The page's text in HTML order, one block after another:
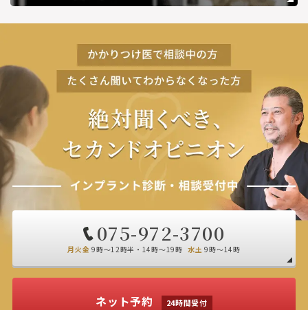
075-972-3700
月火金 9時～12時半・14時～19時 水土 9時～14時
ネット予約 24時間受付